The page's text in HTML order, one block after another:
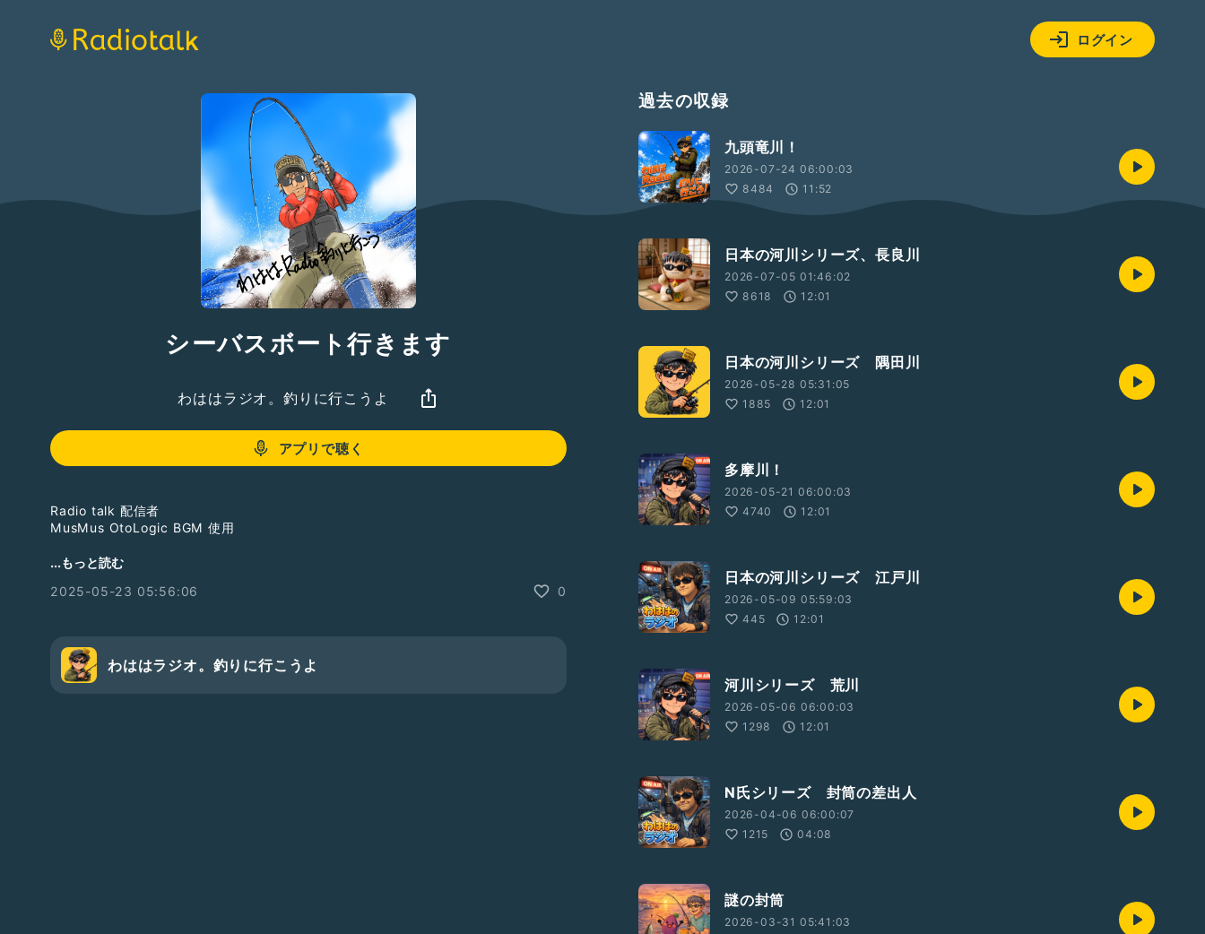
ログイン
シーバスボート行きます
わははラジオ。釣りに行こうよ
アプリで聴く
Radio talk 配信者
MusMus OtoLogic BGM 使用
SUZURIは↓
Xは↓
https://www.amazon.jp/hz/wishlist/ls/T4ZB18S21HVX?ref_=wl_share
ブログは↓
...もっと読む
2025-05-23 05:56:06
0
わははラジオ。釣りに行こうよ
過去の収録
九頭竜川！
2026-07-24 06:00:03
8484
11:52
日本の河川シリーズ、長良川
2026-07-05 01:46:02
8618
12:01
日本の河川シリーズ 隅田川
2026-05-28 05:31:05
1885
12:01
多摩川！
2026-05-21 06:00:03
4740
12:01
日本の河川シリーズ 江戸川
2026-05-09 05:59:03
445
12:01
河川シリーズ 荒川
2026-05-06 06:00:03
1298
12:01
N氏シリーズ 封筒の差出人
2026-04-06 06:00:07
1215
04:08
謎の封筒
2026-03-31 05:41:03